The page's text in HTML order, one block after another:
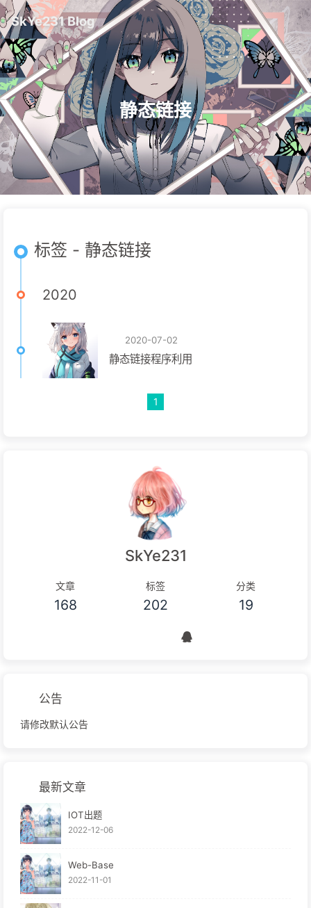
SkYe231 Blog
静态链接
标签 - 静态链接
2020
2020-07-02
静态链接程序利用
1
SkYe231
文章
168
标签
202
分类
19
公告
请修改默认公告
最新文章
IOT出题
2022-12-06
Web-Base
2022-11-01